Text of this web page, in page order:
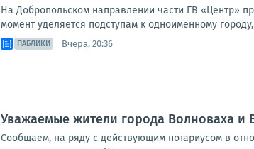
На Добропольском направлении части ГВ «Центр»
момент уделяется подступам к одноименному
ПАБЛИКИ Вчера, 20:36
Уважаемые жители города Волноваха и
Сообщаем, на ряду с действующим нотариусом в